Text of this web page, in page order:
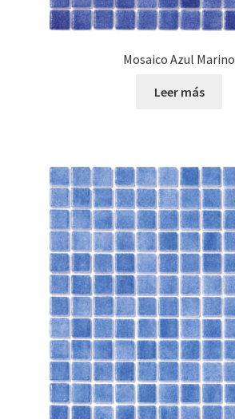
Mosaico Azul Marino
Leer más